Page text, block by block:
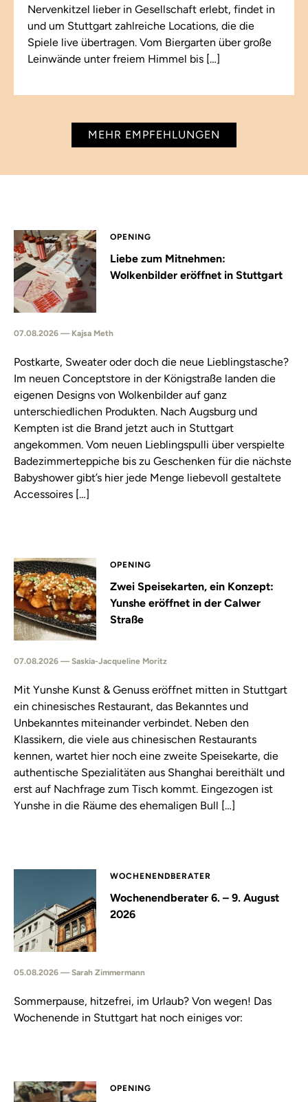
Nervenkitzel lieber in Gesellschaft erlebt, findet in
und um Stuttgart zahlreiche Locations, die die
Spiele live übertragen. Vom Biergarten über große
Leinwände unter freiem Himmel bis […]
MEHR EMPFEHLUNGEN
OPENING
Liebe zum Mitnehmen:
Wolkenbilder eröffnet in Stuttgart
07.08.2026 — Kajsa Meth
Postkarte, Sweater oder doch die neue Lieblingstasche?
Im neuen Conceptstore in der Königstraße landen die
eigenen Designs von Wolkenbilder auf ganz
unterschiedlichen Produkten. Nach Augsburg und
Kempten ist die Brand jetzt auch in Stuttgart
angekommen. Vom neuen Lieblingspulli über verspielte
Badezimmerteppiche bis zu Geschenken für die nächste
Babyshower gibt’s hier jede Menge liebevoll gestaltete
Accessoires […]
OPENING
Zwei Speisekarten, ein Konzept:
Yunshe eröffnet in der Calwer
Straße
07.08.2026 — Saskia-Jacqueline Moritz
Mit Yunshe Kunst & Genuss eröffnet mitten in Stuttgart
ein chinesisches Restaurant, das Bekanntes und
Unbekanntes miteinander verbindet. Neben den
Klassikern, die viele aus chinesischen Restaurants
kennen, wartet hier noch eine zweite Speisekarte, die
authentische Spezialitäten aus Shanghai bereithält und
erst auf Nachfrage zum Tisch kommt. Eingezogen ist
Yunshe in die Räume des ehemaligen Bull […]
WOCHENENDBERATER
Wochenendberater 6. – 9. August
2026
05.08.2026 — Sarah Zimmermann
Sommerpause, hitzefrei, im Urlaub? Von wegen! Das
Wochenende in Stuttgart hat noch einiges vor:
OPENING